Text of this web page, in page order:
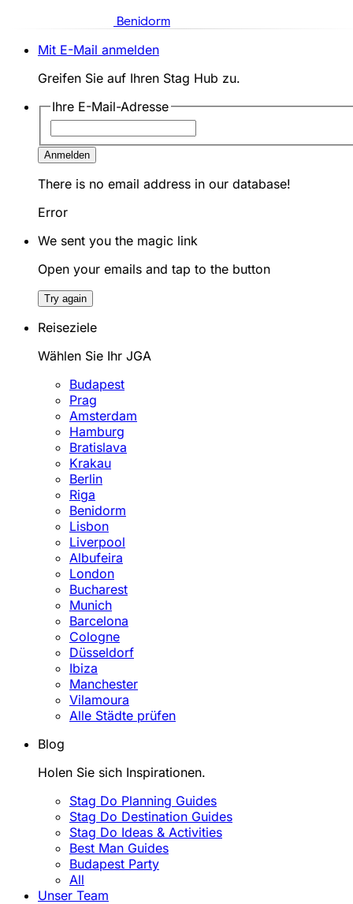
Benidorm
Mit E-Mail anmelden
Greifen Sie auf Ihren Stag Hub zu.
Ihre E-Mail-Adresse
Anmelden
There is no email address in our database!
Error
We sent you the magic link
Open your emails and tap to the button
Try again
Reiseziele
Wählen Sie Ihr JGA
Budapest
Prag
Amsterdam
Hamburg
Bratislava
Krakau
Berlin
Riga
Benidorm
Lisbon
Liverpool
Albufeira
London
Bucharest
Munich
Barcelona
Cologne
Düsseldorf
Ibiza
Manchester
Vilamoura
Alle Städte prüfen
Blog
Holen Sie sich Inspirationen.
Stag Do Planning Guides
Stag Do Destination Guides
Stag Do Ideas & Activities
Best Man Guides
Budapest Party
All
Unser Team